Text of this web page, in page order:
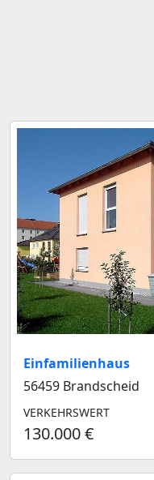
Einfamilienhaus
56459 Brandscheid
VERKEHRSWERT
130.000 €